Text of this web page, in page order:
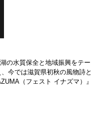
の水質保全と地域振興をテー
今では滋賀県初秋の風物詩と
（フェスト イナズマ）』